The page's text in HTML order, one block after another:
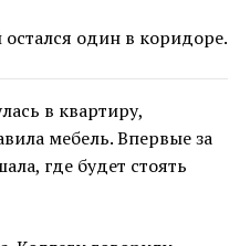
один в коридоре.
в квартиру,
мебель. Впервые за
где будет стоять